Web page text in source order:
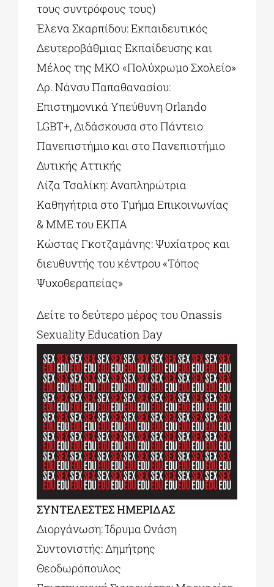
τους συντρόφους τους)
Έλενα Σκαρπίδου: Εκπαιδευτικός
Δευτεροβάθμιας Εκπαίδευσης και
Μέλος της ΜΚΟ «Πολύχρωμο Σχολείο»
Δρ. Νάνσυ Παπαθανασίου:
Επιστημονικά Υπεύθυνη Orlando
LGBT+, Διδάσκουσα στο Πάντειο
Πανεπιστήμιο και στο Πανεπιστήμιο
Δυτικής Αττικής
Λίζα Τσαλίκη: Αναπληρώτρια
Καθηγήτρια στο Τμήμα Επικοινωνίας
& ΜΜΕ του ΕΚΠΑ
Κώστας Γκοτζαμάνης: Ψυχίατρος και
διευθυντής του κέντρου «Τόπος
Ψυχοθεραπείας»
Δείτε το δεύτερο μέρος του Onassis
Sexuality Education Day
ΣΥΝΤΕΛΕΣΤΕΣ ΗΜΕΡΙΔΑΣ
Διοργάνωση: Ίδρυμα Ωνάση
Συντονιστής: Δημήτρης
Θεοδωρόπουλος